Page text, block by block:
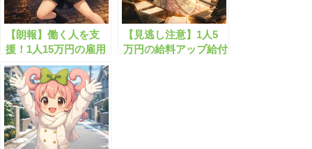
【朗報】働く人を支
援！1人15万円の雇用
給付金がスタート
【見逃し注意】1人5
万円の給料アップ給付